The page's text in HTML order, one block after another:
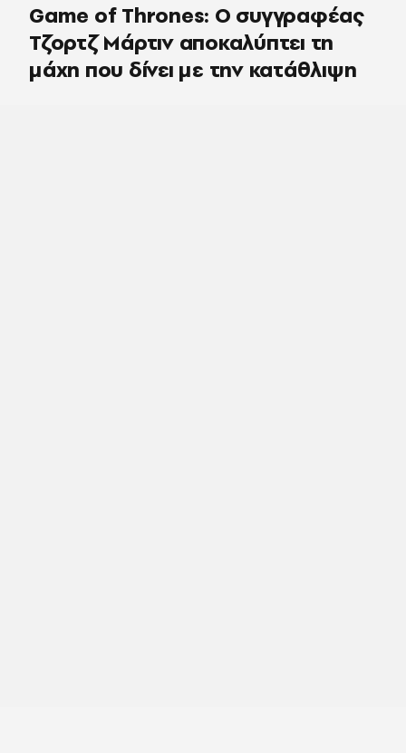
Game of Thrones: Ο συγγραφέας
Τζορτζ Μάρτιν αποκαλύπτει τη
μάχη που δίνει με την κατάθλιψη